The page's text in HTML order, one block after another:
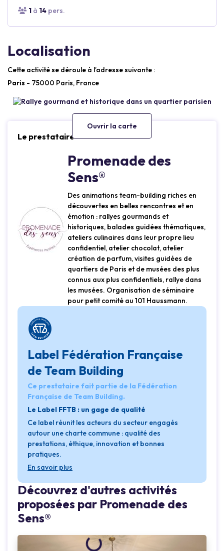
1 à 14 pers.
Localisation
Cette activité se déroule à l’adresse suivante :
Paris - 75000 Paris, France
Ouvrir la carte
Le prestataire
Promenade des
Sens®
Des animations team-building riches en
découvertes en belles rencontres et en
émotion : rallyes gourmands et
historiques, balades guidées thématiques,
ateliers culinaires dans leur propre lieu
confidentiel, atelier chocolat, atelier
création de parfum, visites guidées de
quartiers de Paris et de musées des plus
connus aux plus confidentiels, rallye dans
les musées. Organisation de séminaire
pour petit comité au 101 Haussmann.
Label Fédération Française
de Team Building
Ce prestataire fait partie de la Fédération
Française de Team Building.
Le Label FFTB : un gage de qualité
Ce label réunit les acteurs du secteur engagés
autour une charte commune : qualité des
prestations, éthique, innovation et bonnes
pratiques.
En savoir plus
Découvrez d'autres activités
proposées par Promenade des
Sens®